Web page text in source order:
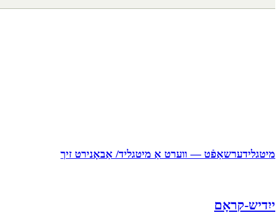
מיטגלידערשאַפֿט — װערט אַ מיטגליד/ אַבאָנירט זיך
ייִדיש-קראָם